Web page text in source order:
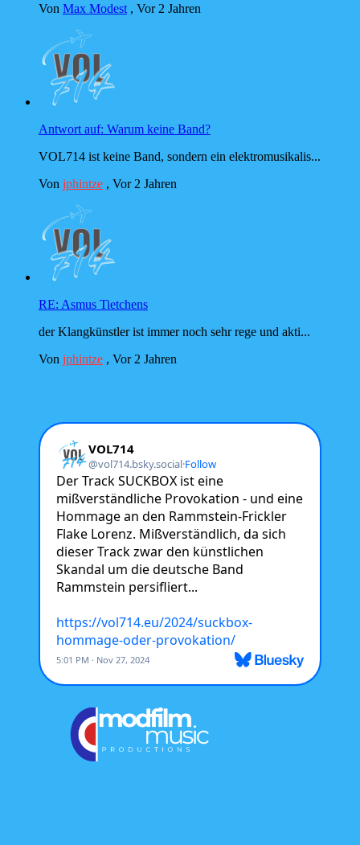
Von Max Modest , Vor 2 Jahren
Antwort auf: Warum keine Band?
VOL714 ist keine Band, sondern ein elektromusikalis...
Von jphintze , Vor 2 Jahren
RE: Asmus Tietchens
der Klangkünstler ist immer noch sehr rege und akti...
Von jphintze , Vor 2 Jahren